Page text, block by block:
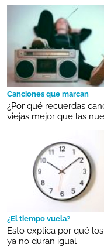
Canciones que marcan
¿Por qué recuerdas
viejas mejor que las
¿El tiempo vuela?
Esto explica por qué
ya no duran igual